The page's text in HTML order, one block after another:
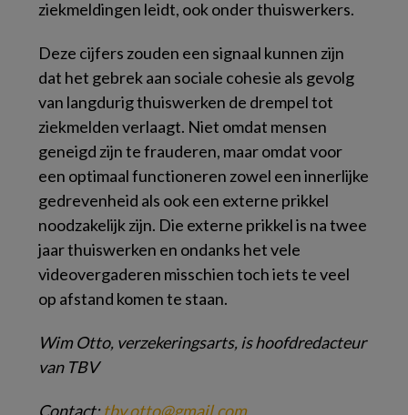
ziekmeldingen leidt, ook onder thuiswerkers.
Deze cijfers zouden een signaal kunnen zijn
dat het gebrek aan sociale cohesie als gevolg
van langdurig thuiswerken de drempel tot
ziekmelden verlaagt. Niet omdat mensen
geneigd zijn te frauderen, maar omdat voor
een optimaal functioneren zowel een innerlijke
gedrevenheid als ook een externe prikkel
noodzakelijk zijn. Die externe prikkel is na twee
jaar thuiswerken en ondanks het vele
videovergaderen misschien toch iets te veel
op afstand komen te staan.
Wim Otto, verzekeringsarts, is hoofdredacteur
van TBV
Contact:tbv.otto@gmail.com